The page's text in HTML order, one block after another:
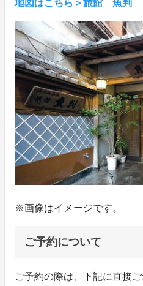
地図はこちら＞旅館 魚判
※画像はイメージです。
ご予約について
ご予約の際は、下記に直接